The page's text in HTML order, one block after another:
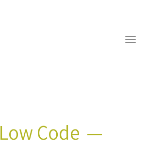
תפריט
Low Code